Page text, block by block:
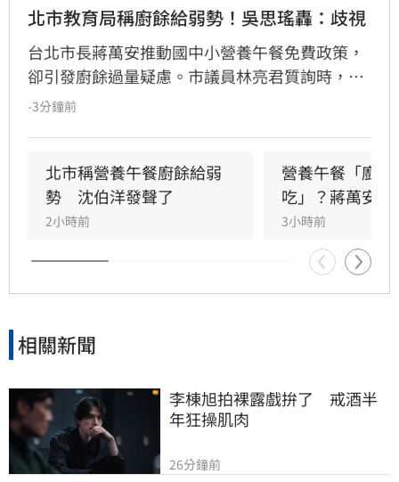
北市教育局稱廚餘給弱勢！吳思瑤轟：歧視
台北市長蔣萬安推動國中小營養午餐免費政策，
卻引發廚餘過量疑慮。市議員林亮君質詢時，教
育局長湯志民拋出將剩餘廚餘與剩食送交「食物
蔣市府就是欺凌弱勢的政府，「蔣萬安還有臉講
食安？」
-3分鐘前
北市稱營養午餐廚餘給弱
勢　沈伯洋發聲了
2小時前
營養午餐「廚
吃」？蔣萬安回
3小時前
相關新聞
李棟旭拍裸露戲拚了　戒酒半
年狂操肌肉
26分鐘前